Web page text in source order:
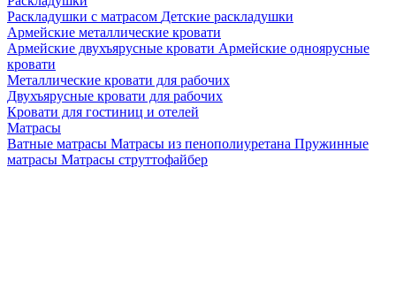
Раскладушки с матрасом Детские раскладушки
Армейские металлические кровати
Армейские двухъярусные кровати Армейские одноярусные
кровати
Металлические кровати для рабочих
Двухъярусные кровати для рабочих
Кровати для гостиниц и отелей
Матрасы
Ватные матрасы Матрасы из пенополиуретана Пружинные
матрасы Матрасы струттофайбер